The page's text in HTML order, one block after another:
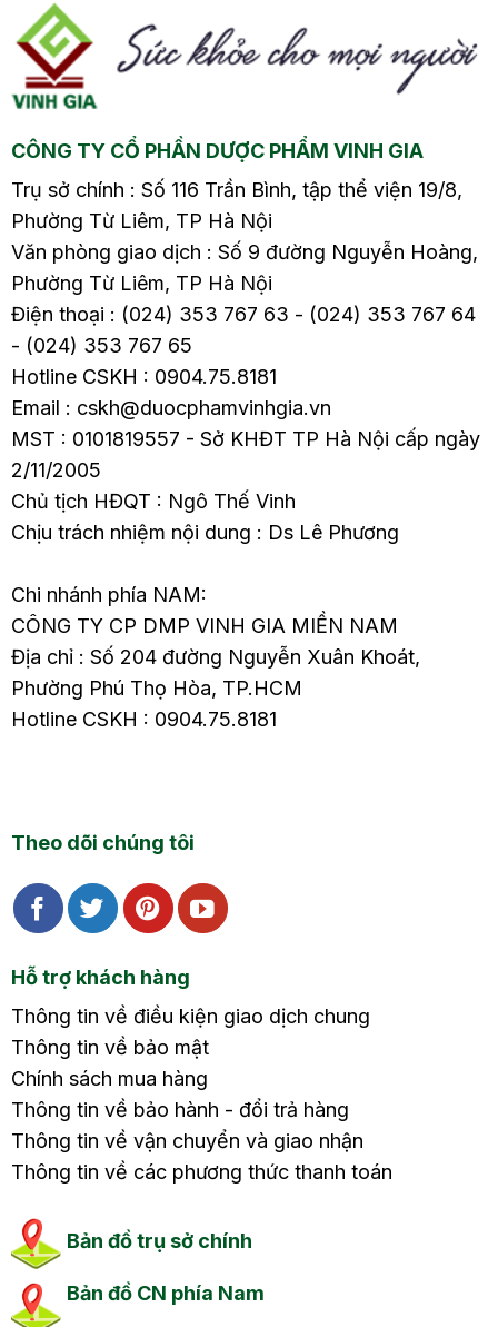
tuổi3.1. Ăn uống đầy đủ
dưỡng chất3.2. Chú ý
vận động thường
xuyên3.3. Duy trì cân
chế chất kích
thích3.5….
dưỡng chất3.2. Chú ý
vận động thường
xuyên3.3. Duy trì cân
chế chất kích
thích3.5….
CÔNG TY CỔ PHẦN DƯỢC PHẨM VINH GIA
Trụ sở chính : Số 116 Trần Bình, tập thể viện 19/8,
Phường Từ Liêm, TP Hà Nội
Văn phòng giao dịch : Số 9 đường Nguyễn Hoàng,
Phường Từ Liêm, TP Hà Nội
Điện thoại : (024) 353 767 63 - (024) 353 767 64
- (024) 353 767 65
Hotline CSKH : 0904.75.8181
Email : cskh@duocphamvinhgia.vn
MST : 0101819557 - Sở KHĐT TP Hà Nội cấp ngày
2/11/2005
Chủ tịch HĐQT : Ngô Thế Vinh
Chịu trách nhiệm nội dung : Ds Lê Phương
Chi nhánh phía NAM:
CÔNG TY CP DMP VINH GIA MIỀN NAM
Địa chỉ : Số 204 đường Nguyễn Xuân Khoát,
Phường Phú Thọ Hòa, TP.HCM
Hotline CSKH : 0904.75.8181
Theo dõi chúng tôi
Hỗ trợ khách hàng
Thông tin về điều kiện giao dịch chung
Thông tin về bảo mật
Chính sách mua hàng
Thông tin về bảo hành - đổi trả hàng
Thông tin về vận chuyển và giao nhận
Thông tin về các phương thức thanh toán
Bản đồ trụ sở chính
Bản đồ CN phía Nam